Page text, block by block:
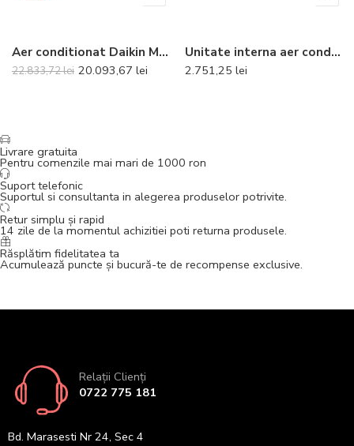
Aer conditionat Daikin Multisplit Perfera 5MXM90A+4xFTXM25A (4×9000 BTU) R32
22.833,72lei 20.093,67 lei
Unitate interna aer conditionat tip split de perete Daikin Stylish Bluevolution FTXA25CW 9000 BTU White
2.751,25 lei
Livrare gratuita
Pentru comenzile mai mari de 1000 ron
Suport telefonic
Suportul si consultanta in alegerea produselor potrivite.
Retur simplu și rapid
14 zile de la momentul achizitiei poti returna produsele.
Răsplătim fidelitatea ta
Acumulează puncte și bucură-te de recompense exclusive.
Relații Clienți
0722 775 181
Bd. Marasesti Nr 24, Sec 4